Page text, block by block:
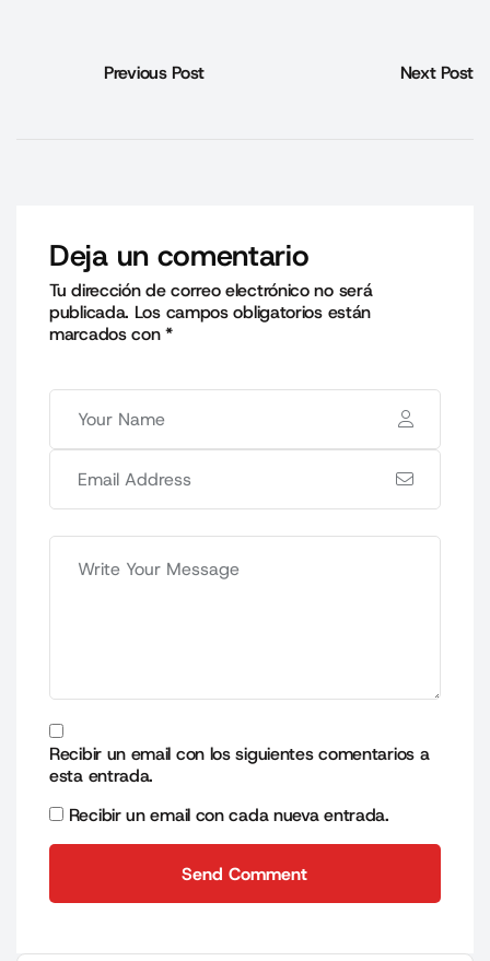
Previous Post Next Post
Deja un comentario
Tu dirección de correo electrónico no será
publicada. Los campos obligatorios están
marcados con*
Recibir un email con los siguientes comentarios a
esta entrada.
Recibir un email con cada nueva entrada.
Send Comment